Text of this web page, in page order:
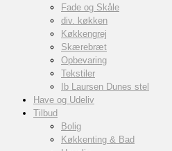
Fade og Skåle
div. køkken
Køkkengrej
Skærebræt
Opbevaring
Tekstiler
Ib Laursen Dunes stel
Have og Udeliv
Tilbud
Bolig
Køkkenting & Bad